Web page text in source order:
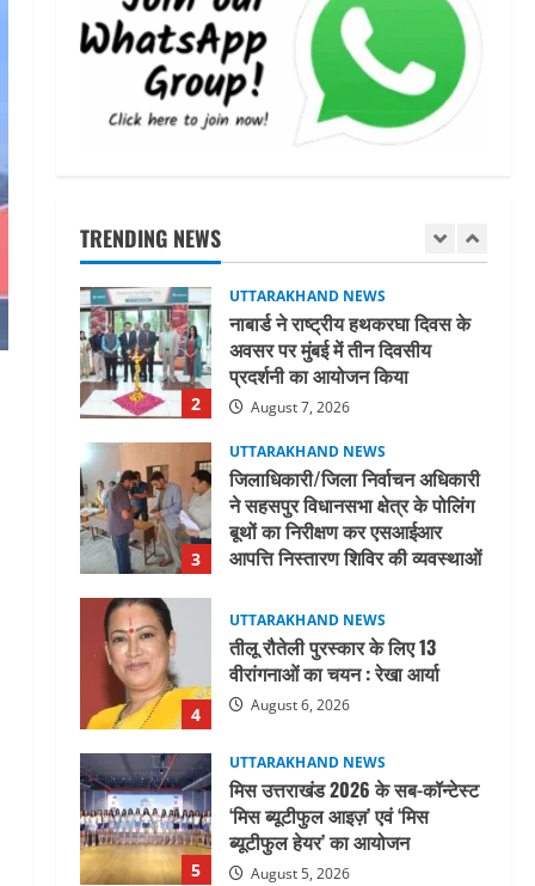
TRENDING NEWS
5
मिस उत्तराखंड 2026 के सब-कॉन्टेस्ट
‘मिस ब्यूटीफुल आइज़’ एवं ‘मिस
ब्यूटीफुल हेयर’ का आयोजन
August 5, 2026
1
UTTARAKHAND NEWS
नियमावली-2026 को मिली मंजूरी
August 7, 2026
2
UTTARAKHAND NEWS
नाबार्ड ने राष्ट्रीय हथकरघा दिवस के
अवसर पर मुंबई में तीन दिवसीय
प्रदर्शनी का आयोजन किया
August 7, 2026
3
UTTARAKHAND NEWS
जिलाधिकारी/जिला निर्वाचन अधिकारी
ने सहसपुर विधानसभा क्षेत्र के पोलिंग
बूथों का निरीक्षण कर एसआईआर
आपत्ति निस्तारण शिविर की व्यवस्थाओं
August 6, 2026
4
UTTARAKHAND NEWS
तीलू रौतेली पुरस्कार के लिए 13
वीरांगनाओं का चयन : रेखा आर्या
August 6, 2026
5
UTTARAKHAND NEWS
मिस उत्तराखंड 2026 के सब-कॉन्टेस्ट
‘मिस ब्यूटीफुल आइज़’ एवं ‘मिस
ब्यूटीफुल हेयर’ का आयोजन
August 5, 2026